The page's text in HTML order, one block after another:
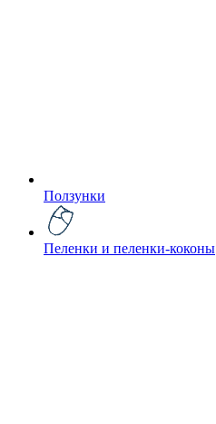
Ползунки
Пеленки и пеленки-коконы